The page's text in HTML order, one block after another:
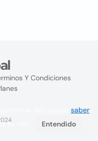
Y Condiciones
saber
su uso. Entendido